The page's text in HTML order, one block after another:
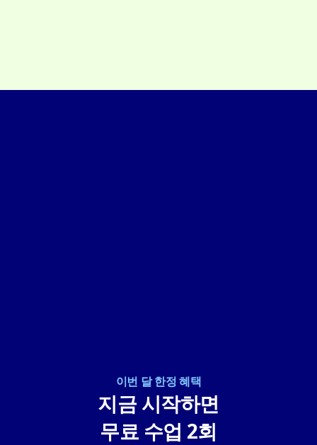
이번 달 한정 혜택
지금 시작하면
무료 수업 2회